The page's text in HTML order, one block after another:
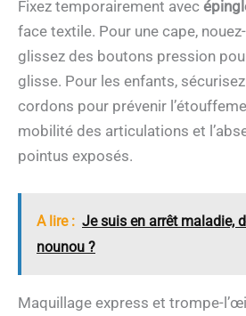
Fixez temporairement avec
face textile. Pour une cape,
glissez des boutons pression
glisse. Pour les enfants,
cordons pour prévenir
mobilité des articulations et
pointus exposés.
A lire : Je suis en arrêt maladie,
nounou ?
Maquillage express et trompe-